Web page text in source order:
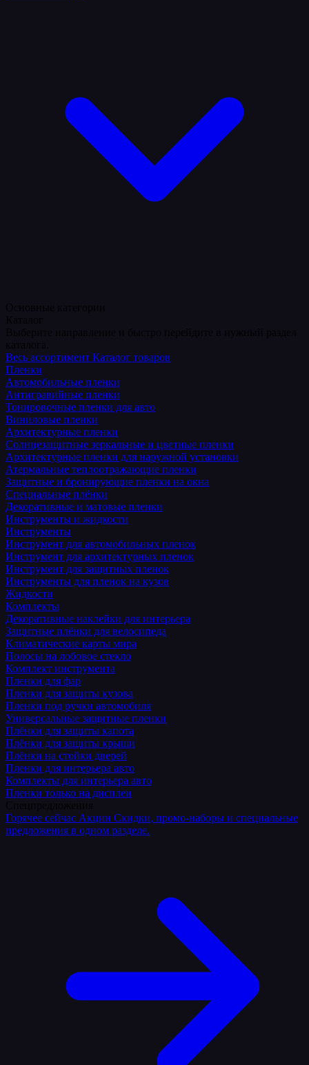
Весь ассортимент Каталог товаров
Пленки
Автомобильные пленки
Антигравийные пленки
Тонировочные пленки для авто
Виниловые пленки
Архитектурные пленки
Солнцезащитные зеркальные и цветные пленки
Архитектурные пленки для наружной установки
Атермальные теплоотражающие пленки
Защитные и бронирующие пленки на окна
Специальные плёнки
Декоративные и матовые пленки
Инструменты и жидкости
Инструменты
Инструмент для автомобильных пленок
Инструмент для архитектурных пленок
Инструмент для защитных пленок
Инструменты для пленок на кузов
Жидкости
Комплекты
Декоративные наклейки для интерьера
Защитные плёнки для велосипеда
Климатические карты мира
Полосы на лобовое стекло
Комплект инструмента
Пленки для фар
Пленки для защиты кузова
Пленки под ручки автомобиля
Универсальные защитные пленки
Плёнки для защиты капота
Плёнки для защиты крыши
Плёнки на стойки дверей
Пленки для интерьера авто
Комплекты для интерьера авто
Пленки только на дисплеи
Горячее сейчас Акции Скидки, промо-наборы и специальные
предложения в одном разделе.